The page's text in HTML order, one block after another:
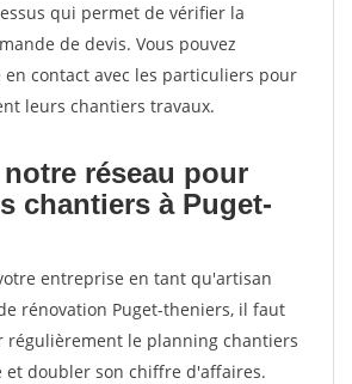
qui permet de vérifier la
de devis. Vous pouvez
contact avec les particuliers pour
leurs chantiers travaux.
réseau pour
chantiers à Puget-
entreprise en tant qu'artisan
rénovation Puget-theniers, il faut
régulièrement le planning chantiers
et doubler son chiffre d'affaires.